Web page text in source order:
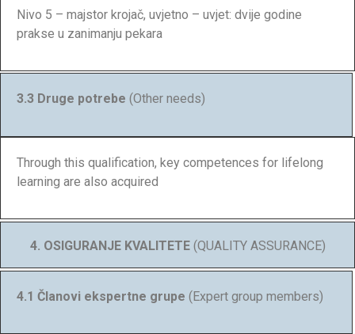
Nivo 5 – majstor krojač, uvjetno – uvjet: dvije godine
prakse u zanimanju pekara
3.3 Druge potrebe (Other needs)
Through this qualification, key competences for lifelong
learning are also acquired
4. OSIGURANJE KVALITETE(QUALITY ASSURANCE)
4.1 Članovi ekspertne grupe (Expert group members)